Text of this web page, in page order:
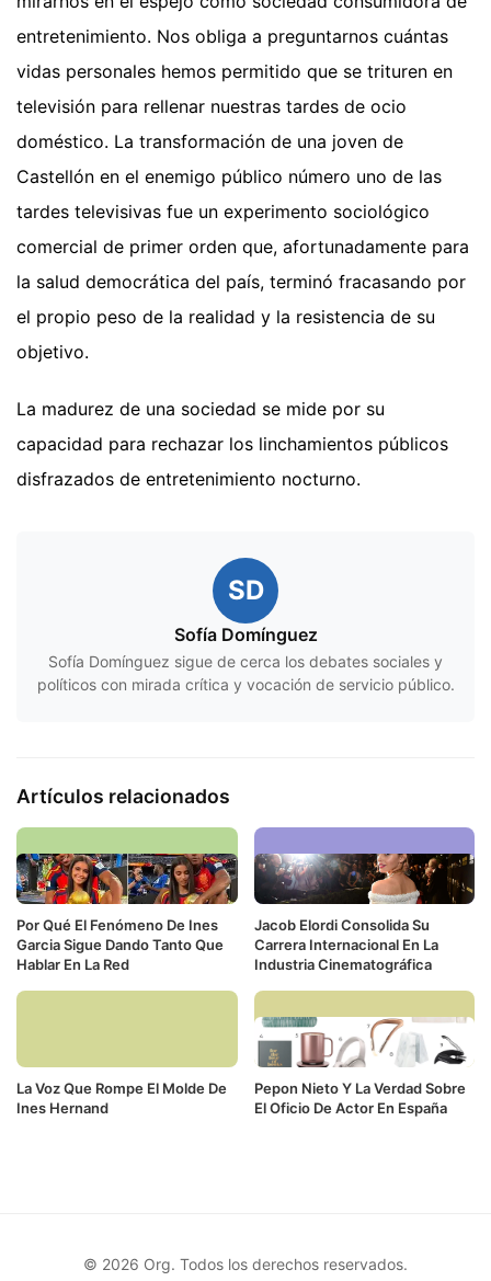
entretenimiento. Nos obliga a preguntarnos cuántas
vidas personales hemos permitido que se trituren en
televisión para rellenar nuestras tardes de ocio
doméstico. La transformación de una joven de
Castellón en el enemigo público número uno de las
tardes televisivas fue un experimento sociológico
comercial de primer orden que, afortunadamente para
la salud democrática del país, terminó fracasando por
el propio peso de la realidad y la resistencia de su
objetivo.
La madurez de una sociedad se mide por su
capacidad para rechazar los linchamientos públicos
disfrazados de entretenimiento nocturno.
SD
Sofía Domínguez
Sofía Domínguez sigue de cerca los debates sociales y
políticos con mirada crítica y vocación de servicio público.
Artículos relacionados
Por Qué El Fenómeno De Ines
Garcia Sigue Dando Tanto Que
Hablar En La Red
Jacob Elordi Consolida Su
Carrera Internacional En La
Industria Cinematográfica
La Voz Que Rompe El Molde De
Ines Hernand
Pepon Nieto Y La Verdad Sobre
El Oficio De Actor En España
© 2026 Org. Todos los derechos reservados.